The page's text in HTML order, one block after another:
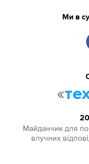
Ми в
«
Майданчик для
влучних